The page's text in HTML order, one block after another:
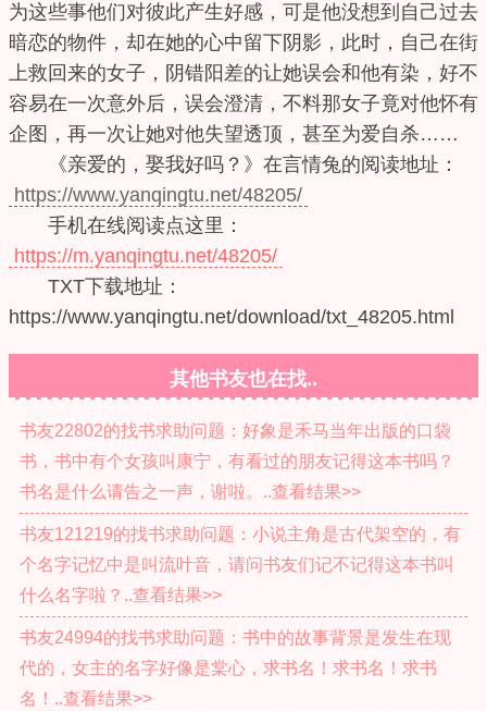
为这些事他们对彼此产生好感，可是他没想到自己过去
暗恋的物件，却在她的心中留下阴影，此时，自己在街
上救回来的女子，阴错阳差的让她误会和他有染，好不
容易在一次意外后，误会澄清，不料那女子竟对他怀有
企图，再一次让她对他失望透顶，甚至为爱自杀……
《亲爱的，娶我好吗？》在言情兔的阅读地址：
https://www.yanqingtu.net/48205/
手机在线阅读点这里：
https://m.yanqingtu.net/48205/
TXT下载地址：
https://www.yanqingtu.net/download/txt_48205.html
其他书友也在找..
书友22802的找书求助问题：好象是禾马当年出版的口袋
书，书中有个女孩叫康宁，有看过的朋友记得这本书吗？
书名是什么请告之一声，谢啦。..查看结果>>
书友121219的找书求助问题：小说主角是古代架空的，有
个名字记忆中是叫流叶音，请问书友们记不记得这本书叫
什么名字啦？..查看结果>>
书友24994的找书求助问题：书中的故事背景是发生在现
代的，女主的名字好像是棠心，求书名！求书名！求书
名！..查看结果>>